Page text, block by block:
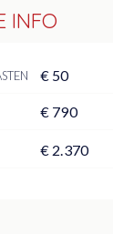
INFO
€ 50
€ 790
€ 2.370